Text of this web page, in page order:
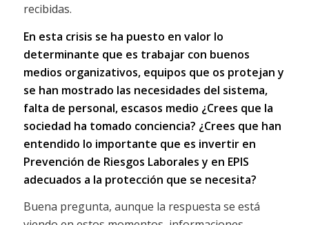
recibidas.
En esta crisis se ha puesto en valor lo
determinante que es trabajar con buenos
medios organizativos, equipos que os protejan y
se han mostrado las necesidades del sistema,
falta de personal, escasos medio ¿Crees que la
sociedad ha tomado conciencia? ¿Crees que han
entendido lo importante que es invertir en
Prevención de Riesgos Laborales y en EPIS
adecuados a la protección que se necesita?
Buena pregunta, aunque la respuesta se está